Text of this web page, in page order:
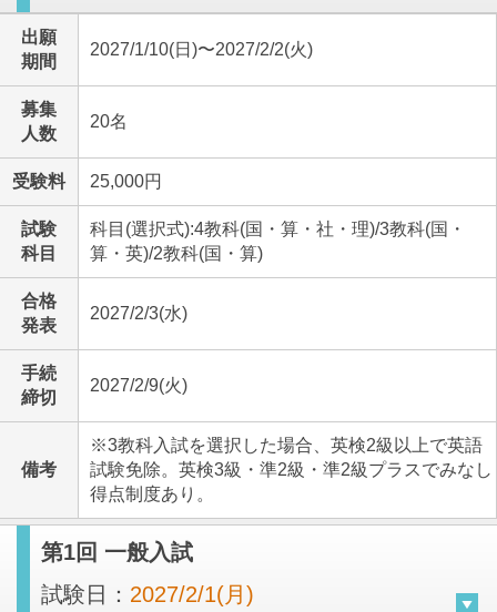
出願
期間
2027/1/10(日)〜2027/2/2(火)
募集
人数
20名
受験料 25,000円
試験
科目
科目(選択式):4教科(国・算・社・理)/3教科(国・
算・英)/2教科(国・算)
合格
発表
2027/2/3(水)
手続
締切
2027/2/9(火)
備考
※3教科入試を選択した場合、英検2級以上で英語
試験免除。英検3級・準2級・準2級プラスでみなし
得点制度あり。
第1回 一般入試
試験日： 2027/2/1(月)